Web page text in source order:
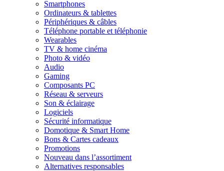
Smartphones
Ordinateurs & tablettes
Périphériques & câbles
Téléphone portable et téléphonie
Wearables
TV & home cinéma
Photo & vidéo
Audio
Gaming
Composants PC
Réseau & serveurs
Son & éclairage
Logiciels
Sécurité informatique
Domotique & Smart Home
Bons & Cartes cadeaux
Promotions
Nouveau dans l’assortiment
Alternatives responsables